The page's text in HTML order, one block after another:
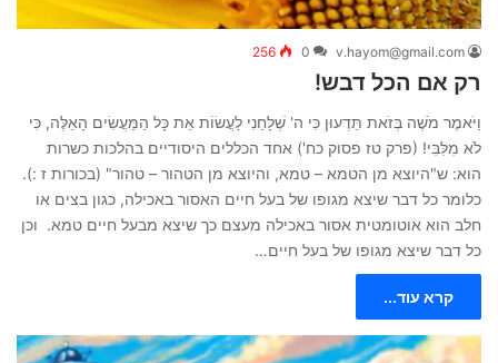
v.hayom@gmail.com
0
256
רק אם הכל דבש!
וַיֹּאמֶר מֹשֶׁה בְּזֹאת תֵּדְעוּן כִּי ה' שְׁלָחַנִי לַעֲשׂוֹת אֵת כָּל הַמַּעֲשִׂים הָאֵלֶּה, כִּי
לֹא מִלִּבִּי! (פרק טז פסוק כח') אחד הכללים היסודיים בהלכות כשרות
הוא: ש"היוצא מן הטמא – טמא, והיוצא מן הטהור – טהור" (בכורות ז :).
כלומר כל דבר שיצא מגופו של בעל חיים האסור באכילה, כגון בצים או
חלב הוא אוטומטית אסור באכילה מעצם כך שיצא מבעל חיים טמא. וכן
כל דבר שיצא מגופו של בעל חיים…
קרא עוד...